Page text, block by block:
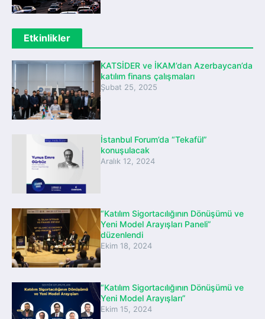
Etkinlikler
KATSİDER ve İKAM’dan Azerbaycan’da
katılım finans çalışmaları
Şubat 25, 2025
İstanbul Forum’da “Tekafül”
konuşulacak
Aralık 12, 2024
“Katılım Sigortacılığının Dönüşümü ve
Yeni Model Arayışları Paneli”
düzenlendi
Ekim 18, 2024
“Katılım Sigortacılığının Dönüşümü ve
Yeni Model Arayışları”
Ekim 15, 2024